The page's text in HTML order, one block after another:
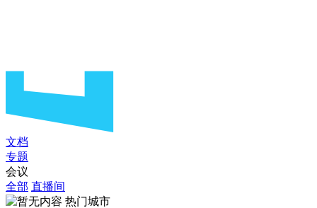
文档
专题
会议
全部 直播间
热门城市